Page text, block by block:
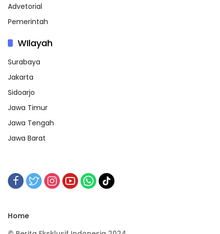
Advetorial
Pemerintah
WIlayah
Surabaya
Jakarta
Sidoarjo
Jawa Timur
Jawa Tengah
Jawa Barat
Home